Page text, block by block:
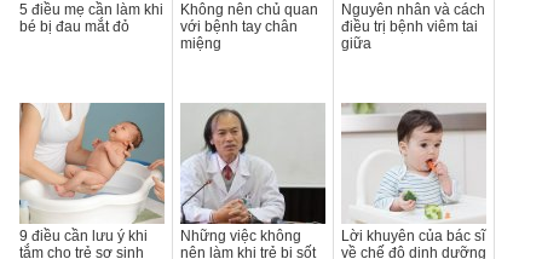
5 điều mẹ cần làm khi
bé bị đau mắt đỏ
Không nên chủ quan
với bệnh tay chân
miệng
Nguyên nhân và cách
điều trị bệnh viêm tai
giữa
9 điều cần lưu ý khi
tắm cho trẻ sơ sinh
Những việc không
nên làm khi trẻ bị sốt
Lời khuyên của bác sĩ
về chế độ dinh dưỡng